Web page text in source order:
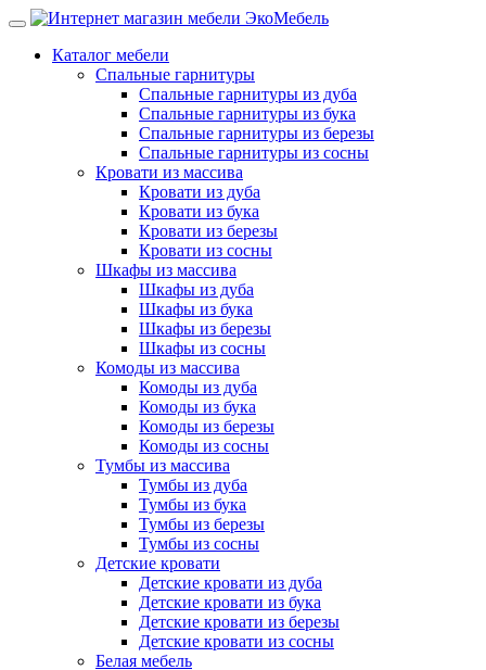
Каталог мебели
Спальные гарнитуры
Спальные гарнитуры из дуба
Спальные гарнитуры из бука
Спальные гарнитуры из березы
Спальные гарнитуры из сосны
Кровати из массива
Кровати из дуба
Кровати из бука
Кровати из березы
Кровати из сосны
Шкафы из массива
Шкафы из дуба
Шкафы из бука
Шкафы из березы
Шкафы из сосны
Комоды из массива
Комоды из дуба
Комоды из бука
Комоды из березы
Комоды из сосны
Тумбы из массива
Тумбы из дуба
Тумбы из бука
Тумбы из березы
Тумбы из сосны
Детские кровати
Детские кровати из дуба
Детские кровати из бука
Детские кровати из березы
Детские кровати из сосны
Белая мебель